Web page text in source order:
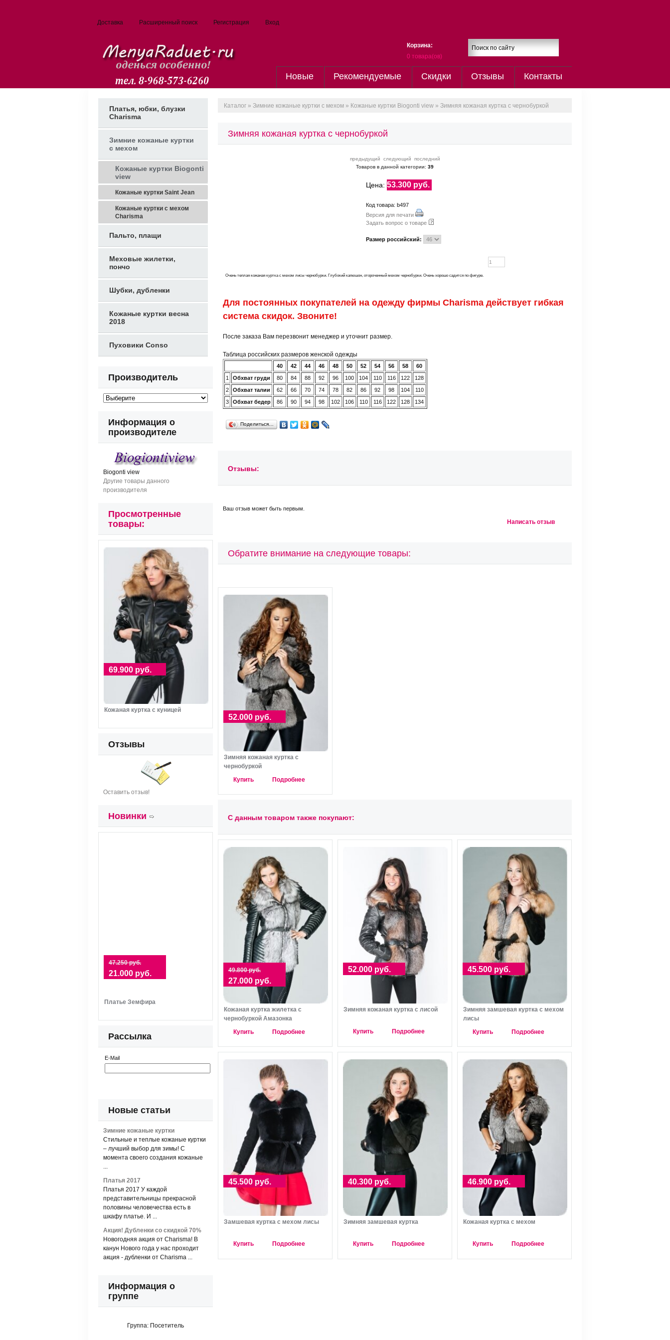
Доставка Расширенный поиск Регистрация Вход
Новые Рекомендуемые Скидки Отзывы Контакты
Корзина:
0 товара(ов)
Каталог » Зимние кожаные куртки с мехом » Кожаные куртки Biogonti view » Зимняя кожаная куртка с чернобуркой
Зимняя кожаная куртка с чернобуркой
предыдущий следующий
последний
Товаров в данной категории: 39
Цена: 53.300 руб.
Код товара: b497
Версия для печати
Задать вопрос о товаре
Размер российский:
Очень теплая кожаная куртка с мехом лисы чернобурки. Глубокий капюшон, отороченный мехом чернобурки. Очень хорошо садится по фигуре.
Для постоянных покупателей на одежду фирмы Charisma действует гибкая
система скидок. Звоните!
После заказа Вам перезвонит менеджер и уточнит размер.
Таблица российских размеров женской одежды
40 42 44 46 48 50 52 54 56 58
60
1
Обхват груди 80 84 88 92 96 100 104 110 116 122
128
2
Обхват талии 62 66 70 74 78 82 86 92 98 104
110
3
Обхват бедер 86 90 94 98 102 106 110 116 122 128 134
Поделиться…
Отзывы:
Ваш отзыв может быть первым.
Написать отзыв
Обратите внимание на следующие товары:
52.000 руб.
Зимняя кожаная куртка с
чернобуркой
Купить
Подробнее
С данным товаром также покупают:
49.800 руб.
27.000 руб.
Кожаная куртка жилетка с
чернобуркой Амазонка
Купить
Подробнее
52.000 руб.
Зимняя кожаная куртка с лисой
Купить Подробнее
45.500 руб.
Зимняя замшевая куртка с мехом
лисы
Купить
Подробнее
45.500 руб.
Замшевая куртка с мехом лисы
Купить Подробнее
40.300 руб.
Зимняя замшевая куртка
Купить Подробнее
46.900 руб.
Кожаная куртка с мехом
Купить Подробнее
Платья, юбки, блузки
Charisma
Зимние кожаные куртки
с мехом
Кожаные куртки Biogonti
view
Кожаные куртки Saint Jean
Кожаные куртки с мехом
Charisma
Пальто, плащи
Меховые жилетки,
пончо
Шубки, дубленки
Кожаные куртки весна
2018
Пуховики Conso
Производитель
Информация о
производителе
Biogonti view
Другие товары данного
производителя
Просмотренные
товары:
69.900 руб.
Кожаная куртка с куницей
Отзывы
Оставить отзыв!
Новинки
47.250 руб.
21.000 руб.
Платье Земфира
Рассылка
E-Mail
Новые статьи
Зимние кожаные куртки
Стильные и теплые кожаные куртки
– лучший выбор для зимы! С
момента своего создания кожаные
...
Платья 2017
Платья 2017 У каждой
представительницы прекрасной
половины человечества есть в
шкафу платье. И ...
Акция! Дубленки со скидкой 70%
Новогодняя акция от Charisma! В
канун Нового года у нас проходит
акция - дубленки от Charisma ...
Информация о
группе
Группа: Посетитель